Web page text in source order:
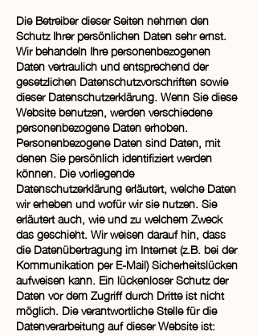
Die Betreiber dieser Seiten nehmen den
Schutz Ihrer persönlichen Daten sehr ernst.
Wir behandeln Ihre personenbezogenen
Daten vertraulich und entsprechend der
gesetzlichen Datenschutzvorschriften sowie
dieser Datenschutzerklärung. Wenn Sie diese
Website benutzen, werden verschiedene
personenbezogene Daten erhoben.
Personenbezogene Daten sind Daten, mit
denen Sie persönlich identifiziert werden
können. Die vorliegende
Datenschutzerklärung erläutert, welche Daten
wir erheben und wofür wir sie nutzen. Sie
erläutert auch, wie und zu welchem Zweck
das geschieht. Wir weisen darauf hin, dass
die Datenübertragung im Internet (z.B. bei der
Kommunikation per E-Mail) Sicherheitslücken
aufweisen kann. Ein lückenloser Schutz der
Daten vor dem Zugriff durch Dritte ist nicht
möglich. Die verantwortliche Stelle für die
Datenverarbeitung auf dieser Website ist: